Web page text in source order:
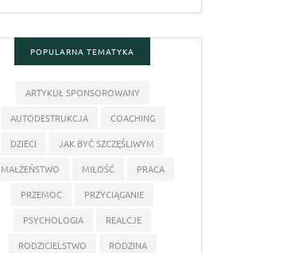
POPULARNA TEMATYKA
ARTYKUŁ SPONSOROWANY
AUTODESTRUKCJA
COACHING
DZIECI
JAK BYĆ SZCZĘŚLIWYM
MAŁŻEŃSTWO
MIŁOŚĆ
PRACA
PRZEMOC
PRZYCIĄGANIE
PSYCHOLOGIA
REALCJE
RODZICIELSTWO
RODZINA